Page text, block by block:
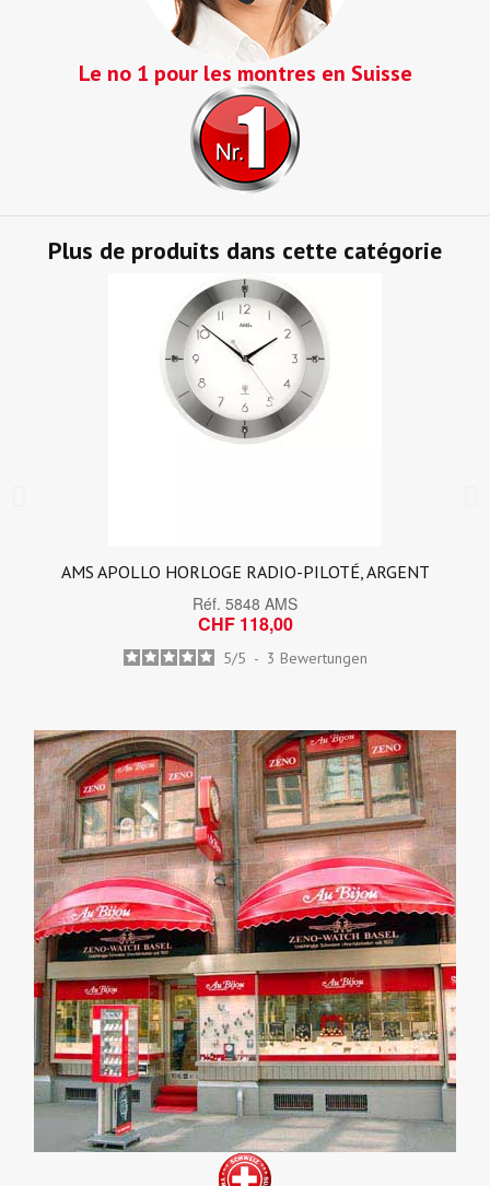
Le no 1 pour les montres en Suisse
Plus de produits dans cette catégorie
AMS APOLLO HORLOGE RADIO-PILOTÉ, ARGENT
Réf. 5848 AMS
CHF 118,00
5/5 - 3 Bewertungen